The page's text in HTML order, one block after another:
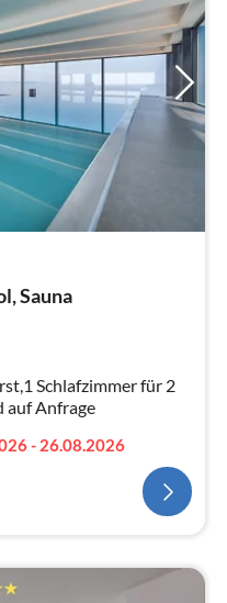
Sauna
Schlafzimmer für 2
auf Anfrage
- 26.08.2026